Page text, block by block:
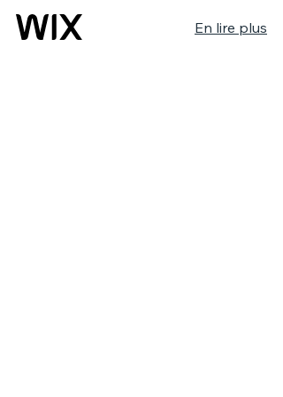
En lire plus